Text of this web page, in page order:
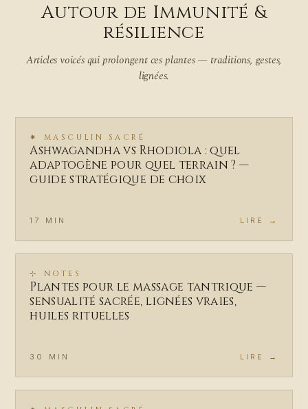
Autour de Immunité &
résilience
Articles voicés qui prolongent ces plantes — traditions, gestes,
lignées.
✷ MASCULIN SACRÉ
Ashwagandha vs Rhodiola : quel
adaptogène pour quel terrain ? —
guide stratégique de choix
17 MIN LIRE →
⊹ NOTES
Plantes pour le massage tantrique —
sensualité sacrée, lignées vraies,
huiles rituelles
30 MIN LIRE →